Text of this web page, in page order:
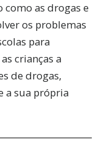
as drogas e
os problemas
para
crianças a
de drogas,
a sua própria